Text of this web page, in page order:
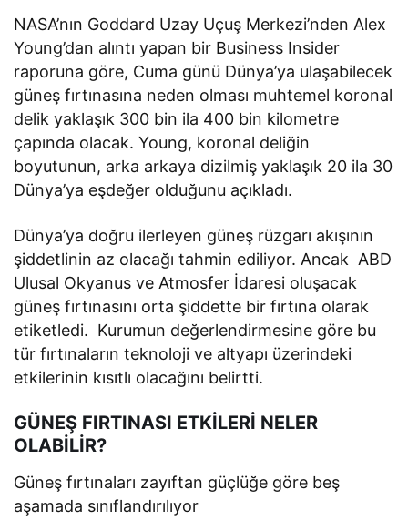
NASA’nın Goddard Uzay Uçuş Merkezi’nden Alex
Young’dan alıntı yapan bir Business Insider
raporuna göre, Cuma günü Dünya’ya ulaşabilecek
güneş fırtınasına neden olması muhtemel koronal
delik yaklaşık 300 bin ila 400 bin kilometre
çapında olacak. Young, koronal deliğin
boyutunun, arka arkaya dizilmiş yaklaşık 20 ila 30
Dünya’ya eşdeğer olduğunu açıkladı.
Dünya’ya doğru ilerleyen güneş rüzgarı akışının
şiddetlinin az olacağı tahmin ediliyor. Ancak ABD
Ulusal Okyanus ve Atmosfer İdaresi oluşacak
güneş fırtınasını orta şiddette bir fırtına olarak
etiketledi. Kurumun değerlendirmesine göre bu
tür fırtınaların teknoloji ve altyapı üzerindeki
etkilerinin kısıtlı olacağını belirtti.
GÜNEŞ FIRTINASI ETKİLERİ NELER
OLABİLİR?
Güneş fırtınaları zayıftan güçlüğe göre beş
aşamada sınıflandırılıyor